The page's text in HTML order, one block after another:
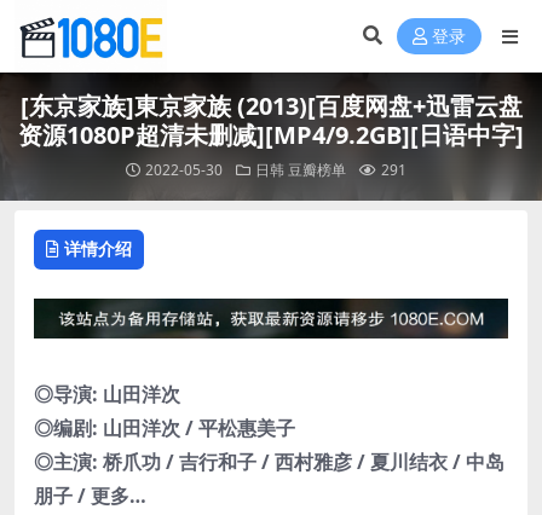
登录
[东京家族]東京家族 (2013)[百度网盘+迅雷云盘
资源1080P超清未删减][MP4/9.2GB][日语中字]
2022-05-30 日韩豆瓣榜单 291
详情介绍
◎导演: 山田洋次
◎编剧: 山田洋次 / 平松惠美子
◎主演: 桥爪功 / 吉行和子 / 西村雅彦 / 夏川结衣 / 中岛
朋子 / 更多…